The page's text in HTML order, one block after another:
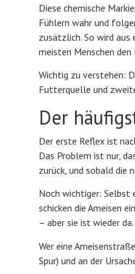
Diese chemische
Fühlern wahr und
zusätzlich. So wird
meisten Menschen
Wichtig zu verstehen:
Futterquelle und
Der
Der erste Reflex ist
Das Problem ist nur,
zurück, und sobald die
Noch wichtiger: Selbst
schicken die Ameisen
– aber sie ist wieder da.
Wer eine
Spur) und an der